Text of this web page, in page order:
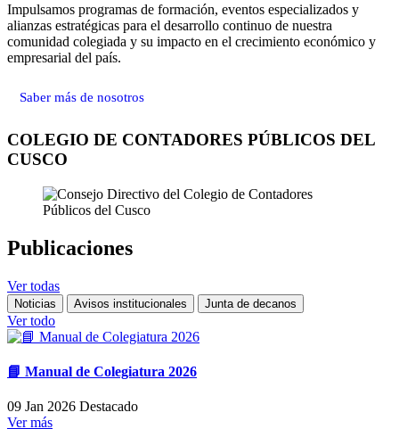
Impulsamos programas de formación, eventos especializados y
alianzas estratégicas para el desarrollo continuo de nuestra
comunidad colegiada y su impacto en el crecimiento económico y
empresarial del país.
Saber más de nosotros
COLEGIO DE CONTADORES PÚBLICOS DEL
CUSCO
Publicaciones
Ver todas
Noticias Avisos institucionales Junta de decanos
Ver todo
📘 Manual de Colegiatura 2026
09 Jan 2026 Destacado
Ver más